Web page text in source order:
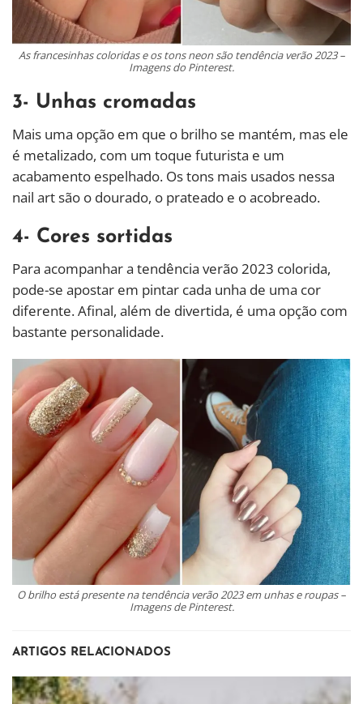
As francesinhas coloridas e os tons neon são tendência verão 2023 –
Imagens do Pinterest.
3- Unhas cromadas
Mais uma opção em que o brilho se mantém, mas ele
é metalizado, com um toque futurista e um
acabamento espelhado. Os tons mais usados nessa
nail art são o dourado, o prateado e o acobreado.
4- Cores sortidas
Para acompanhar a tendência verão 2023 colorida,
pode-se apostar em pintar cada unha de uma cor
diferente. Afinal, além de divertida, é uma opção com
bastante personalidade.
O brilho está presente na tendência verão 2023 em unhas e roupas –
Imagens de Pinterest.
ARTIGOS RELACIONADOS